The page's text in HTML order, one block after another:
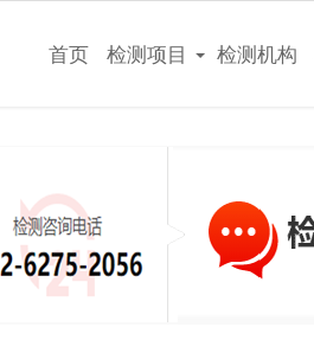
首页 检测项目 检测机构